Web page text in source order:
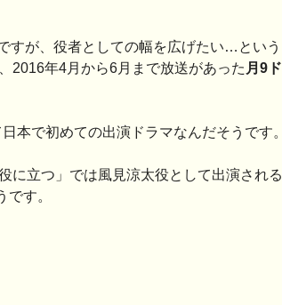
すが、役者としての幅を広げたい…という
2016年4月から6月まで放送があった 月9ド
本で初めての出演ドラマなんだそうです。
に立つ」では風見涼太役として出演される
す。